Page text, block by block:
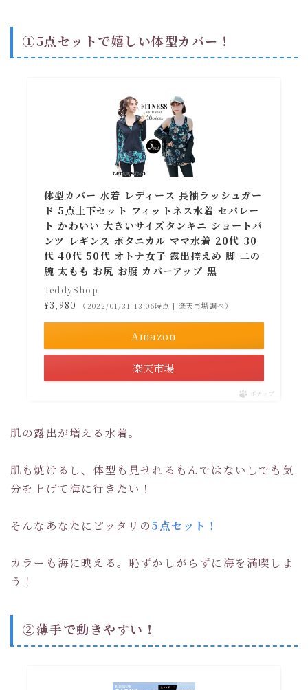
➀5点セットで嬉しい体型カバー！
体型カバー 水着 レディース 長袖ラッシュガー
ド 5点上下セット フィットネス水着 セパレー
ト かわいい 大きいサイズタンキニ ショートパ
ンツ レギンス ボタニカル ママ水着 20代 30
代 40代 50代 オトナ女子 露出控えめ 脚 二の
腕 太もも お尻 お腹 カバーアップ 黒
TeddyShop
¥3,980
（2022/01/31 13:06時点 | 楽天市場調べ）
Amazon
楽天市場
ポチップ
肌の露出が増える水着。
肌も焼けるし、体型も見せれるもんではないしでも気
分を上げて海に行きたい！
そんなあなたにピッタリの5点セット！
カラーも海に映える。恥ずかしがらずに海を満喫しよ
う！
➁薄手で動きやすい！